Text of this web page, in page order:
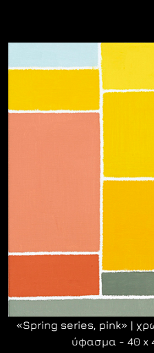
«Spring series, pink» |
ύφασμα - 40 x